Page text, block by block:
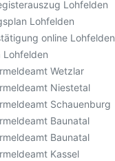
Lohfelden
Lohfelden
online Lohfelden
Lohfelden
Wetzlar
Niestetal
Schauenburg
Baunatal
Baunatal
Kassel